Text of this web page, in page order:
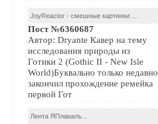
JoyReactor - смешные картинки ...
Пост №6360687
Автор: Dryante Кавер на тему
исследования природы из
Готики 2 (Gothic II - New Isle
World)Буквально только недавно
закончил прохождение ремейка
первой Гот
Лента ЯПлакалъ...